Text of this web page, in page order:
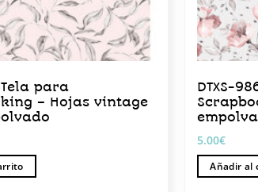
Tela para
– Hojas vintage
DTXS-
5.00€
Añadir al